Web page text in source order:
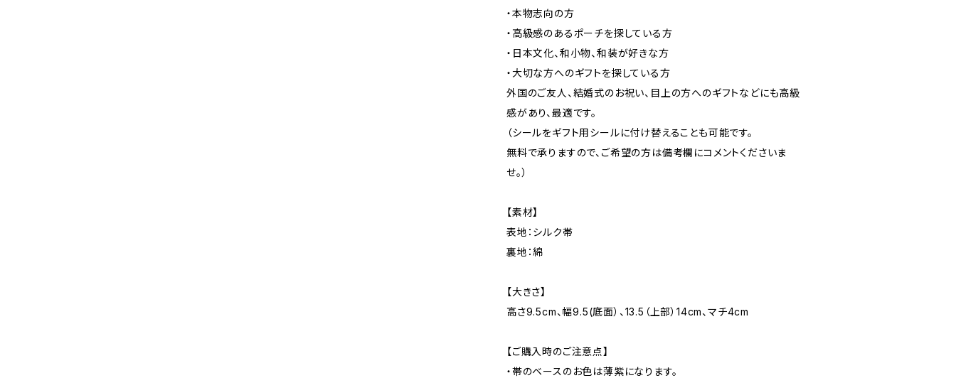
・本物志向の方
・高級感のあるポーチを探している方
・日本文化、和小物、和装が好きな方
・大切な方へのギフトを探している方
外国のご友人、結婚式のお祝い、目上の方へのギフトなどにも高級
感があり、最適です。
（シールをギフト用シールに付け替えることも可能です。
無料で承りますので、ご希望の方は備考欄にコメントくださいま
せ。）
【素材】
表地：シルク帯
裏地：綿
【大きさ】
高さ9.5cm、幅9.5(底面）、13.5（上部）14cm、マチ4cm
【ご購入時のご注意点】
・帯のベースのお色は薄紫になります。